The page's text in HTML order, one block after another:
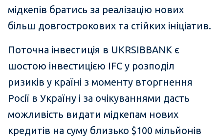
мідкепів братись за реалізацію нових
більш довгострокових та стійких ініціатив.
Поточна інвестиція в UKRSIBBANK є
шостою інвестицією IFC у розподіл
ризиків у країні з моменту вторгнення
Росії в Україну і за очікуваннями дасть
можливість видати мідкепам нових
кредитів на суму близько $100 мільйонів